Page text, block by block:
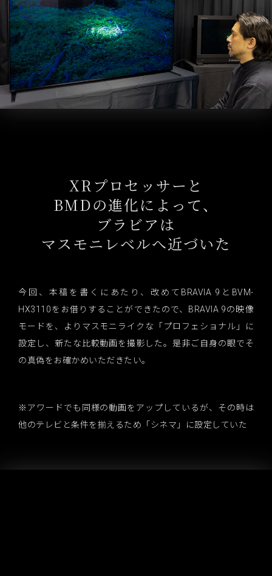
XRプロセッサーと
BMDの進化によって、
ブラビアは
マスモニレベルへ近づいた
今回、本稿を書くにあたり、改めてBRAVIA 9とBVM-
HX3110をお借りすることができたので、BRAVIA 9の映像
モードを、よりマスモニライクな「プロフェショナル」に
設定し、新たな比較動画を撮影した。是非ご自身の眼でそ
の真偽をお確かめいただきたい。
※アワードでも同様の動画をアップしているが、その時は
他のテレビと条件を揃えるため「シネマ」に設定していた